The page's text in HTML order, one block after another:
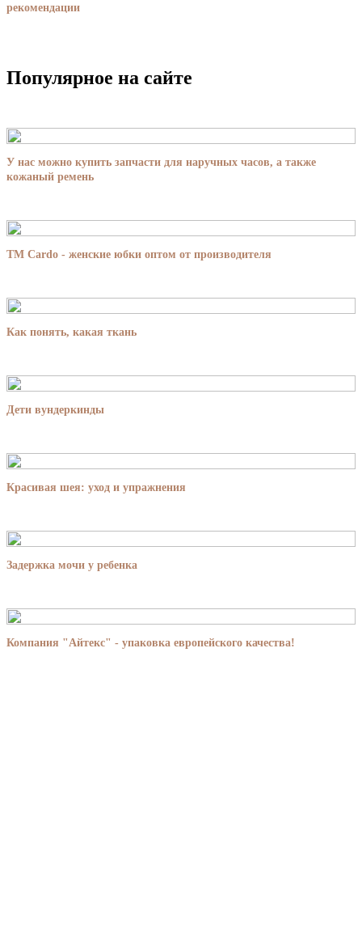
рекомендации
Популярное на сайте
У нас можно купить запчасти для наручных часов, а также
кожаный ремень
TM Cardo - женские юбки оптом от производителя
Как понять, какая ткань
Дети вундеркинды
Красивая шея: уход и упражнения
Задержка мочи у ребенка
Компания "Айтекс" - упаковка европейского качества!